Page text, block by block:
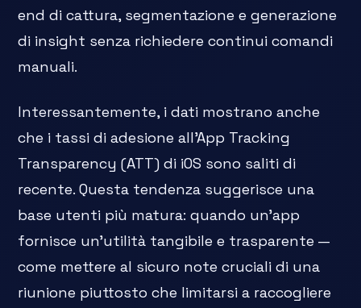
end di cattura, segmentazione e generazione
di insight senza richiedere continui comandi
manuali.
Interessantemente, i dati mostrano anche
che i tassi di adesione all'App Tracking
Transparency (ATT) di iOS sono saliti di
recente. Questa tendenza suggerisce una
base utenti più matura: quando un'app
fornisce un'utilità tangibile e trasparente —
come mettere al sicuro note cruciali di una
riunione piuttosto che limitarsi a raccogliere